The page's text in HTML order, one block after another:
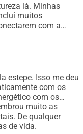
lá. Minhas
muitos
com a
estepe. Isso me deu
com os
com os
muito as
De qualquer
de vida.